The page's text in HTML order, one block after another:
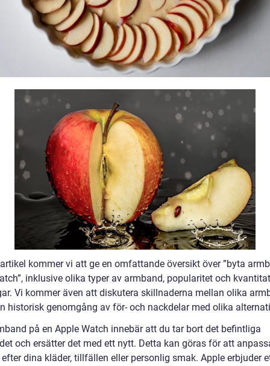
kommer vi att ge en omfattande översikt över ”byta
inklusive olika typer av armband, popularitet och
Vi kommer även att diskutera skillnaderna mellan olika
historisk genomgång av för- och nackdelar med olika
på en Apple Watch innebär att du tar bort det befintliga
och ersätter det med ett nytt. Detta kan göras för att
dina kläder, tillfällen eller personlig smak. Apple erbjuder